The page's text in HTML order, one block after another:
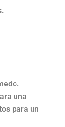
una
para un